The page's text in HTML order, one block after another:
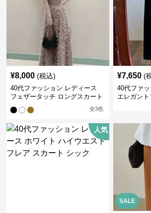
¥8,000 (税込)
40代ファッション レディース
フェザータッチ ロングスカート
全3色
¥7,650 (
40代ファ
エレガン
人気
SALE